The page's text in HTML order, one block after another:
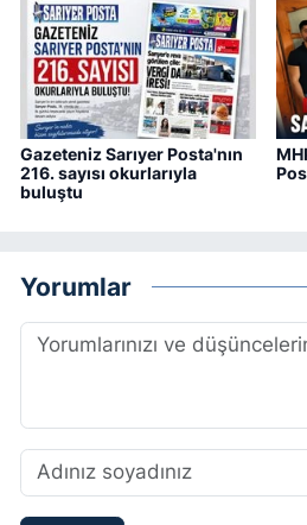
Gazeteniz Sarıyer Posta'nın
216. sayısı okurlarıyla
buluştu
Yorumlar